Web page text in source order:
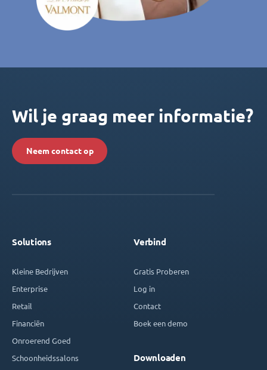
Wil je graag meer informatie?
Neem contact op
Solutions
Kleine Bedrijven
Enterprise
Retail
Financiën
Onroerend Goed
Schoonheidssalons
Verbind
Gratis Proberen
Log in
Contact
Boek een demo
Downloaden